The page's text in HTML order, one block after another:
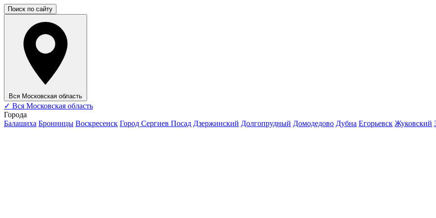
Поиск по сайту
Вся Московская область
✓ Вся Московская область
Города
Балашиха Бронницы Воскресенск Город Сергиев Посад Дзержинский Долгопрудный Домодедово Дубна Егорьевск Жуковский